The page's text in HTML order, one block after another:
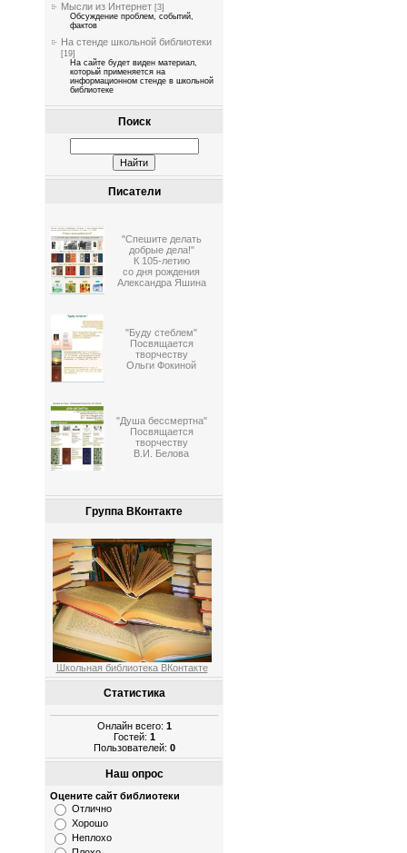
Мысли из Интернет [3]
Обсуждение проблем, событий,
фактов
На стенде школьной библиотеки
[19]
На сайте будет виден материал,
который применяется на
информационном стенде в школьной
библиотеке
Поиск
Писатели
"Спешите делать
добрые дела!"
К 105-летию
со дня рождения
Александра Яшина
"Буду стеблем"
Посвящается
творчеству
Ольги Фокиной
"Душа бессмертна"
Посвящается
творчеству
В.И. Белова
Группа ВКонтакте
Школьная библиотека ВКонтакте
Статистика
Онлайн всего: 1
Гостей: 1
Пользователей: 0
Наш опрос
Оцените сайт библиотеки
Отлично
Хорошо
Неплохо